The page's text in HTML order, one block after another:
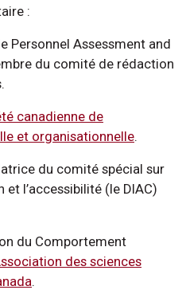
:
Personnel Assessment and
du comité de rédaction
canadienne de
et organisationnelle.
du comité spécial sur
et l’accessibilité (le DIAC)
du Comportement
des sciences
.